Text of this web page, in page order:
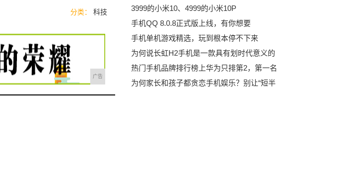
分类： 科技
广告
3999的小米10、4999的小米10P
手机QQ 8.0.8正式版上线，有你想要
手机单机游戏精选，玩到根本停不下来
为何说长虹H2手机是一款具有划时代意义的
热门手机品牌排行榜上华为只排第2，第一名
为何家长和孩子都贪恋手机娱乐？别让“短半